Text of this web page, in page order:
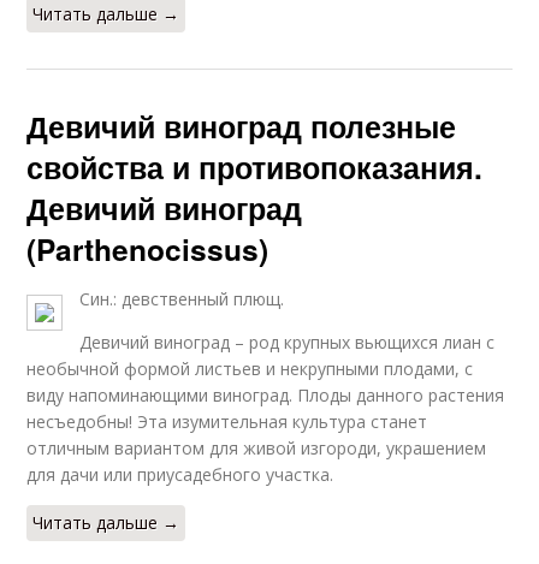
Читать дальше →
Девичий виноград полезные
свойства и противопоказания.
Девичий виноград
(Parthenocissus)
Син.: девственный плющ.
Девичий виноград – род крупных вьющихся лиан с
необычной формой листьев и некрупными плодами, с
виду напоминающими виноград. Плоды данного растения
несъедобны! Эта изумительная культура станет
отличным вариантом для живой изгороди, украшением
для дачи или приусадебного участка.
Читать дальше →